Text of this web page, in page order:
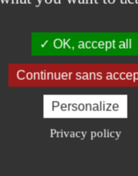
OK, accept all
Continuer sans
Personalize
Privacy policy